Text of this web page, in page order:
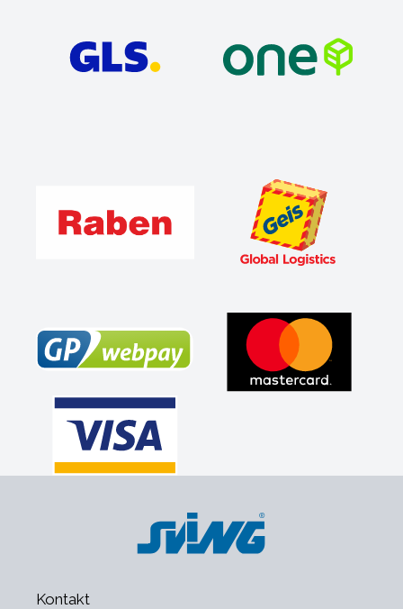
Kontakt